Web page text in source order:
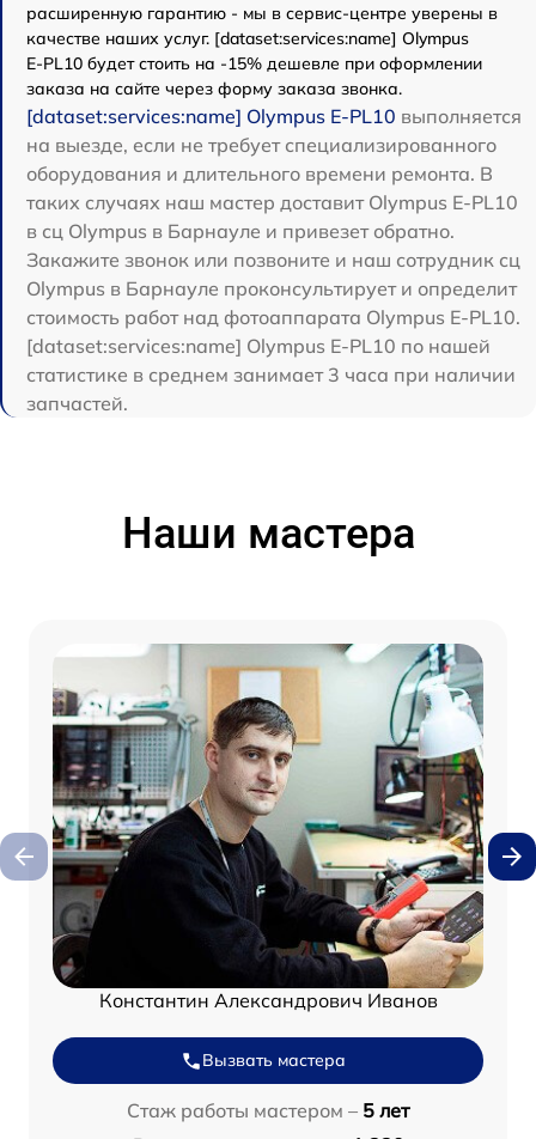
расширенную гарантию - мы в сервис-центре уверены в
качестве наших услуг. [dataset:services:name] Olympus
E‑PL10 будет стоить на -15% дешевле при оформлении
заказа на сайте через форму заказа звонка.
[dataset:services:name] Olympus E‑PL10 выполняется
на выезде, если не требует специализированного
оборудования и длительного времени ремонта. В
таких случаях наш мастер доставит Olympus E‑PL10
в сц Olympus в Барнауле и привезет обратно.
Закажите звонок или позвоните и наш сотрудник сц
Olympus в Барнауле проконсультирует и определит
стоимость работ над фотоаппарата Olympus E‑PL10.
[dataset:services:name] Olympus E‑PL10 по нашей
статистике в среднем занимает 3 часа при наличии
запчастей.
Наши мастера
Константин Александрович Иванов
Вызвать мастера
Стаж работы мастером – 5 лет